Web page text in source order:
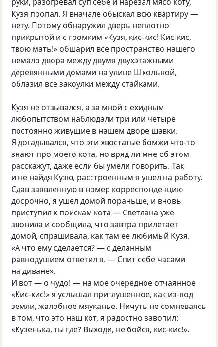
Кузя пропал. Я вначале обыскал всю квартиру —
нету. Потому обнаружил дверь неплотно
прикрытой и с громким «Кузя, кис-кис! Кис-кис,
твою мать!» обшарил все пространство нашего
немало двора между двумя двухэтажными
деревянными домами на улице Школьной,
облазил все закоулки между стайками.
Кузя не отзывался, а за мной с ехидным
любопытством наблюдали три или четыре
постоянно живущие в нашем дворе шавки.
Я догадывался, что эти хвостатые бомжи что-то
знают про моего кота, но вряд ли мне об этом
расскажут, даже если бы умели говорить. Так
и не найдя Кузю, расстроенным я ушел на работу.
Сдав заявленную в номер корреспонденцию
досрочно, я ушел домой пораньше, и вновь
приступил к поискам кота — Светлана уже
звонила и сообщила, что завтра прилетает
домой, спрашивала, как там ее любимый Кузя.
«А что ему сделается? — с деланным
равнодушием ответил я. — Спит себе часами
на диване».
И вот — о чудо! — на мое очередное отчаянное
«Кис-кис!» я услышал приглушенное, как из-под
земли, жалобное мяуканье. Ничуть не сомневаясь
в том, что это наш кот, я радостно завопил:
«Кузенька, ты где? Выходи, не бойся, кис-кис!».